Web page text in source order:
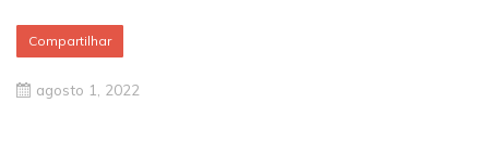
Compartilhar
agosto 1, 2022